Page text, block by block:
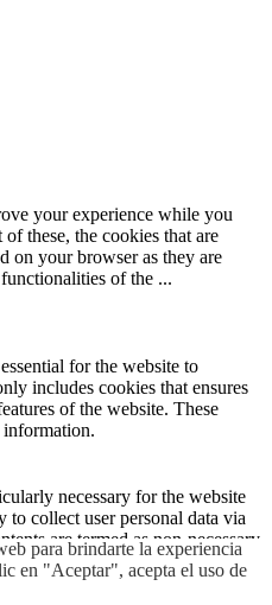
para brindarte la experiencia
en "Aceptar", acepta el uso de
your experience while you
these, the cookies that are
on your browser as they are
of the ...
for the website to
includes cookies that ensures
of the website. These
information.
necessary for the website
collect user personal data via
are termed as non-necessary
user consent prior to running